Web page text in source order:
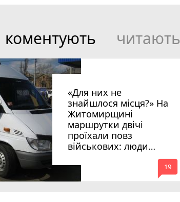
коментують читають
«Для них не
знайшлося місця?» На
Житомирщині
маршрутки двічі
проїхали повз
військових: люди
вимагають покарати
винних
mode_comment
19